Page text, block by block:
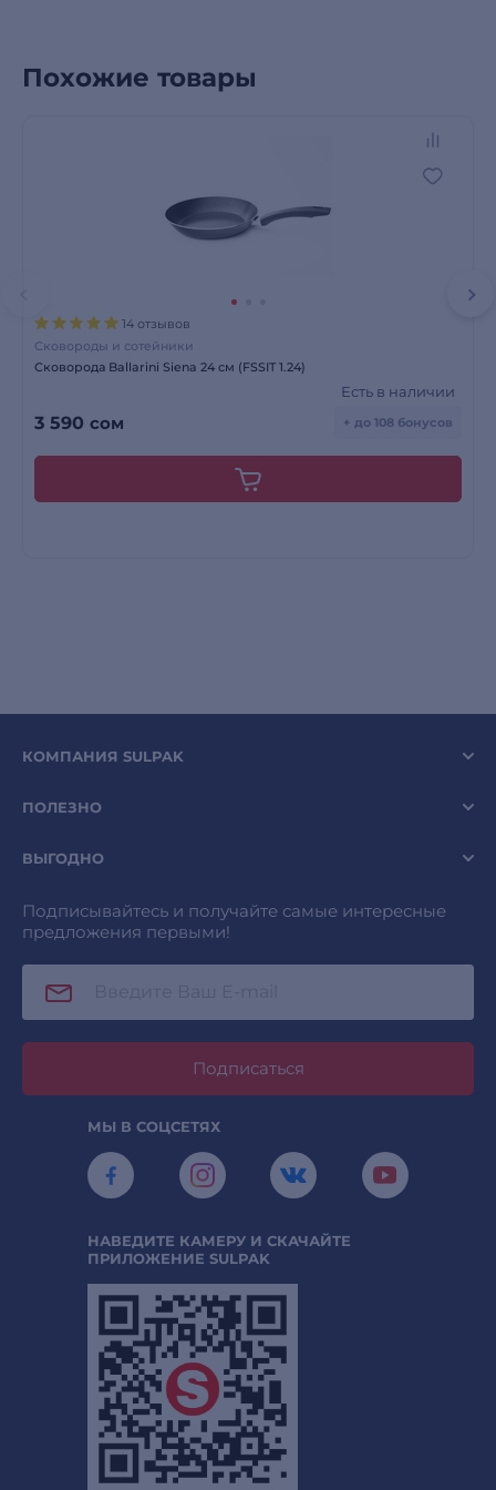
Похожие товары
14 отзывов
Сковороды и сотейники
Сковорода Ballarini Siena 24 см (FSSIT 1.24)
3 590 сом
Есть в наличии
+ до 108 бонусов
КОМПАНИЯ SULPAK
ПОЛЕЗНО
ВЫГОДНО
Подписывайтесь и получайте самые интересные
предложения первыми!
Подписаться
МЫ В СОЦСЕТЯХ
НАВЕДИТЕ КАМЕРУ И СКАЧАЙТЕ
ПРИЛОЖЕНИЕ SULPAK